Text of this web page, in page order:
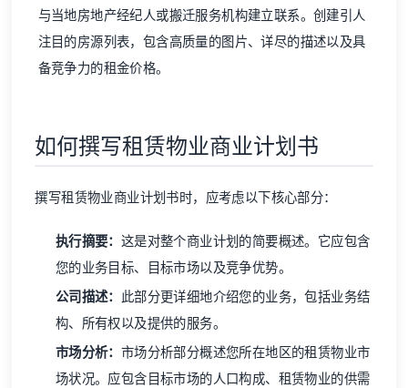
与当地房地产经纪人或搬迁服务机构建立联系。创建引人
注目的房源列表，包含高质量的图片、详尽的描述以及具
备竞争力的租金价格。
如何撰写租赁物业商业计划书
撰写租赁物业商业计划书时，应考虑以下核心部分：
执行摘要： 这是对整个商业计划的简要概述。它应包含
您的业务目标、目标市场以及竞争优势。
公司描述： 此部分更详细地介绍您的业务，包括业务结
构、所有权以及提供的服务。
市场分析： 市场分析部分概述您所在地区的租赁物业市
场状况。应包含目标市场的人口构成、租赁物业的供需